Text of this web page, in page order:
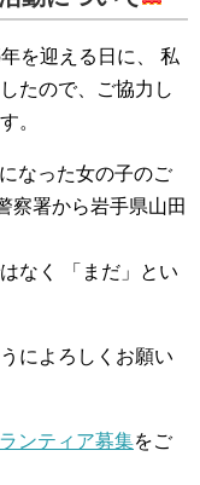
を迎える日に、 私
たので、ご協力し
。
なった女の子のご
察署から岩手県山田
なく 「まだ」とい
によろしくお願い
ンティア募集をご
ア募集 NEW